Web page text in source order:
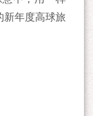
新年度高球旅